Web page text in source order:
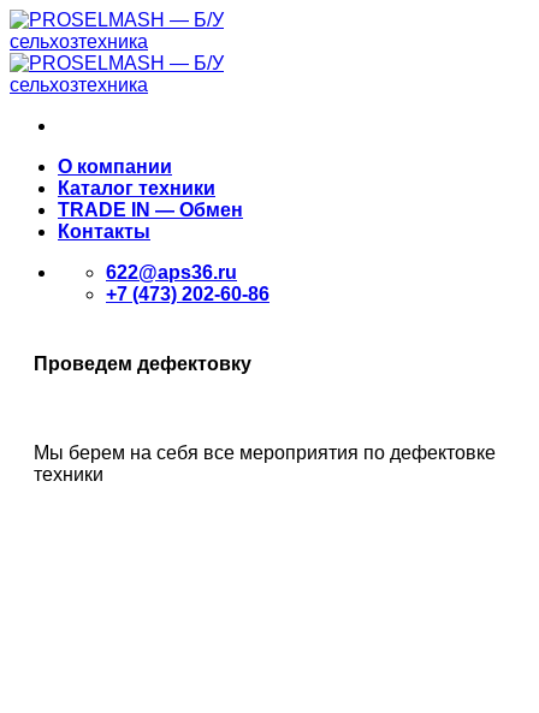
Skip
to
content
О компании
Каталог техники
TRADE IN — Обмен
Контакты
622@aps36.ru
+7 (473) 202-60-86
Проведем дефектовку
Мы берем на себя все мероприятия по дефектовке
техники